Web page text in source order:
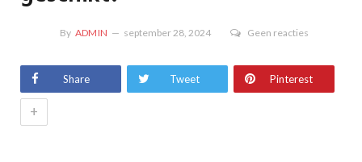
By ADMIN september 28, 2024 Geen reacties
Share Tweet Pinterest
+